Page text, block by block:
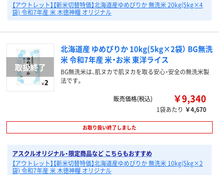
【アウトレット】【新米切替特価】北海道産ゆめぴりか 無洗米 20kg(5kg×4
袋) 令和7年産 米 木徳神糧 オリジナル
北海道産 ゆめぴりか 10kg(5kg×2袋） BG無洗
米 令和7年産 米・お米 東洋ライス
BG無洗米は、肌ヌカで肌ヌカを取る安心・安全の無洗米製
法です。
販売価格(税込) ￥9,340
1袋あたり ￥4,670
お取り扱い終了しました
アスクルオリジナル・限定商品など こちらもおすすめ
【アウトレット】【新米切替特価】北海道産ゆめぴりか 無洗米 10kg(5kg×2
袋) 令和7年産 米 木徳神糧 オリジナル